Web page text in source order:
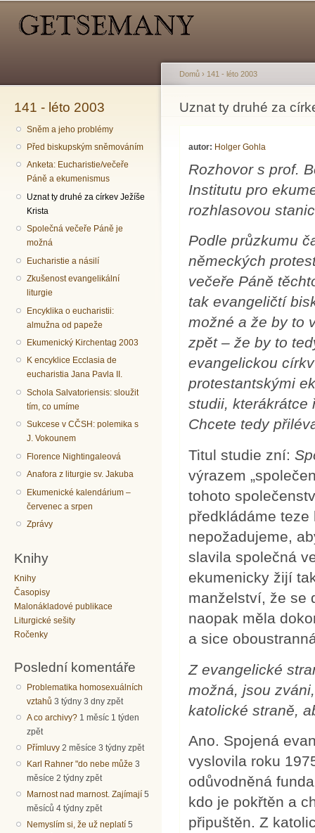
141 - léto 2003
Sněm a jeho problémy
Před biskupským sněmováním
Anketa: Eucharistie/večeře
Páně a ekumenismus
Uznat ty druhé za církev Ježíše
Krista
Společná večeře Páně je
možná
Eucharistie a násilí
Zkušenost evangelikální
liturgie
Encyklika o eucharistii:
almužna od papeže
Ekumenický Kirchentag 2003
K encyklice Ecclasia de
eucharistia Jana Pavla II.
Schola Salvatoriensis: sloužit
tím, co umíme
Sukcese v CČSH: polemika s
J. Vokounem
Florence Nightingaleová
Anafora z liturgie sv. Jakuba
Ekumenické kalendárium –
červenec a srpen
Zprávy
Knihy
Knihy
Časopisy
Malonákladové publikace
Liturgické sešity
Ročenky
Poslední komentáře
Problematika homosexuálních
vztahů 3 týdny 3 dny zpět
A co archivy? 1 měsíc 1 týden
zpět
Přímluvy 2 měsíce 3 týdny zpět
Karl Rahner "do nebe může 3
měsíce 2 týdny zpět
Marnost nad marnost. Zajímají 5
měsíců 4 týdny zpět
Nemyslím si, že už neplatí 5
Jste zde
Domů › 141 - léto 2003
Uznat ty druhé za
autor: Holger Gohla
Rozhovor s prof.
Institutu pro
rozhlasovou
Podle průzkumu
německých
večeře Páně
tak evangeličtí
možné a že by to
zpět – že by to
evangelickou
protestantskými
studii, kterákrátce
Chcete tedy
Titul studie zní:
výrazem
tohoto
předkládáme
nepožadujeme,
slavila společná
ekumenicky žijí
manželství, že se
naopak měla
a sice
Z evangelické
možná, jsou
katolické straně,
Ano. Spojená
vyslovila roku
odůvodněná
kdo je pokřtěn a
připuštěn. Z